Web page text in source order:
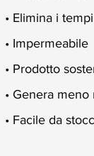
• Elimina i
• Impermeabile
• Prodotto
• Genera meno
• Facile da